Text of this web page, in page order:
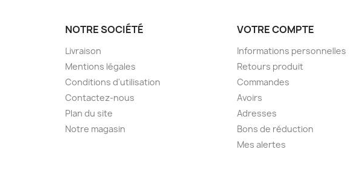
NOTRE SOCIÉTÉ
Livraison
Mentions légales
Conditions d'utilisation
Contactez-nous
Plan du site
Notre magasin
VOTRE COMPTE
Informations personnelles
Retours produit
Commandes
Avoirs
Adresses
Bons de réduction
Mes alertes